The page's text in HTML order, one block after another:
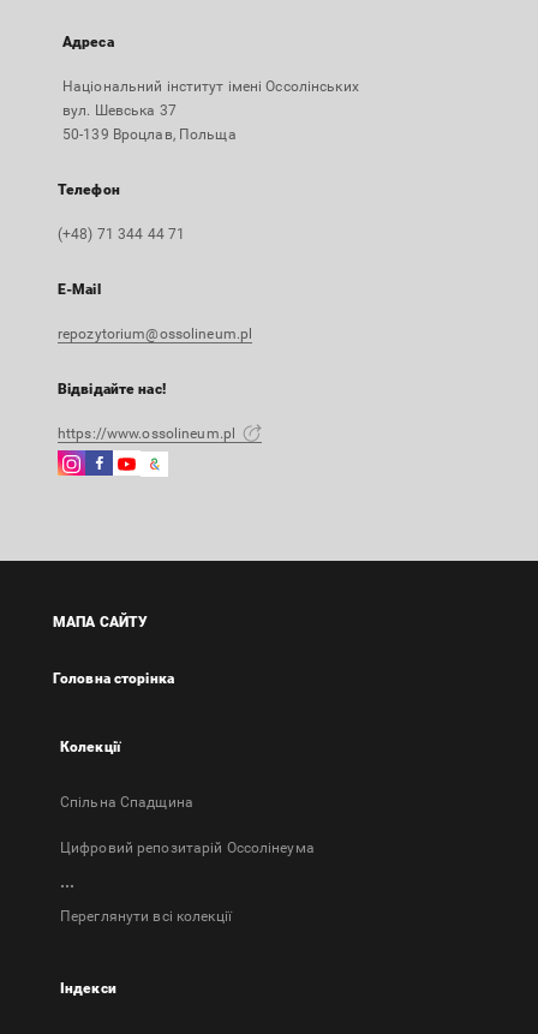
Адреса
Національний інститут імені Оссолінських
вул. Шевська 37
50-139 Вроцлав, Польща
Телефон
(+48) 71 344 44 71
E-Mail
repozytorium@ossolineum.pl
Відвідайте нас!
https://www.ossolineum.pl
Instagram
в
Facebook
в
Instagram
в
Google
Зовнішнє
в
вкладці
МАПА САЙТУ
Головна сторінка
Колекції
Спільна Спадщина
Цифровий репозитарій Оссолінеума
...
Переглянути всі колекції
Індекси